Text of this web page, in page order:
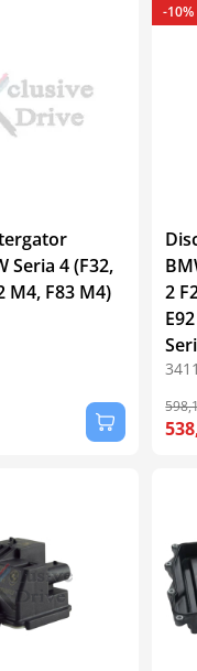
Seria 4 (F32,
M4, F83 M4)
2
-10%